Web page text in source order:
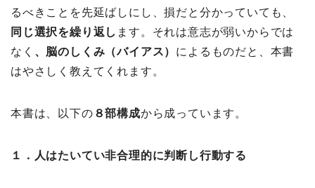
るべきことを先延ばしにし、損だと分かっていても、
同じ選択を繰り返し ます。それは意志が弱いからでは
なく 、脳のしくみ（バイアス） によるものだと、本書
はやさしく教えてくれます。
本書は、以下の ８部構成から成っています。
１．人はたいてい非合理的に判断し行動する